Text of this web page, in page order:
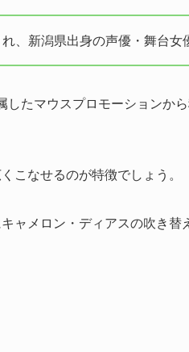
、新潟県出身の声優・舞台女
たマウスプロモーションか
こなせるのが特徴でしょう。
ャメロン・ディアスの吹き